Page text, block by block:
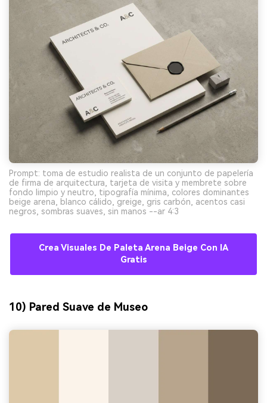
Prompt: toma de estudio realista de un conjunto de papelería
de firma de arquitectura, tarjeta de visita y membrete sobre
fondo limpio y neutro, tipografía mínima, colores dominantes
beige arena, blanco cálido, greige, gris carbón, acentos casi
negros, sombras suaves, sin manos --ar 4:3
Crea Visuales De Paleta Arena Beige Con IA
Gratis
10) Pared Suave de Museo